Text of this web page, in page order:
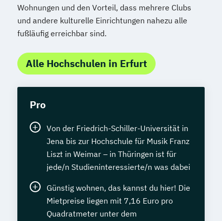
Wohnungen und den Vorteil, dass mehrere Clubs
und andere kulturelle Einrichtungen nahezu alle
fußläufig erreichbar sind.
Alle Hochschulen in Erfurt
Pro
Von der Friedrich-Schiller-Universität in
Jena bis zur Hochschule für Musik Franz
Liszt in Weimar – in Thüringen ist für
jede/n Studieninteressierte/n was dabei
Günstig wohnen, das kannst du hier! Die
Mietpreise liegen mit 7,16 Euro pro
Quadratmeter unter dem